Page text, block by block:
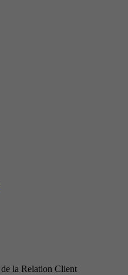
la Relation Client